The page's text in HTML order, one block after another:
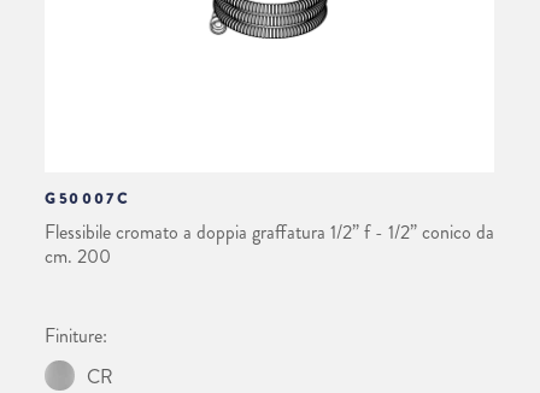
G50007C
Flessibile cromato a doppia graffatura 1/2” f - 1/2” conico da
cm. 200
Finiture:
CR